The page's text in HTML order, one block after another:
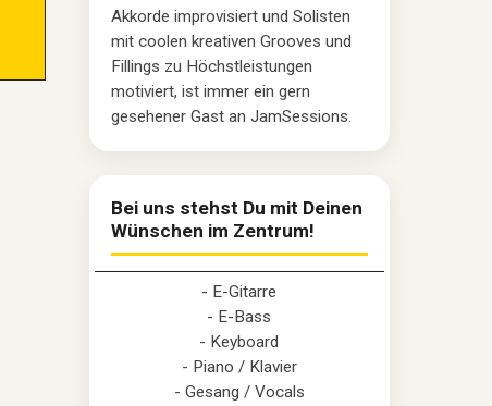
Akkorde improvisiert und Solisten
mit coolen kreativen Grooves und
Fillings zu Höchstleistungen
motiviert, ist immer ein gern
gesehener Gast an JamSessions.
Bei uns stehst Du mit Deinen
Wünschen im Zentrum!
- E-Gitarre
- E-Bass
- Keyboard
- Piano / Klavier
- Gesang / Vocals